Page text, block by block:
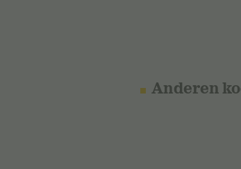
Anderen